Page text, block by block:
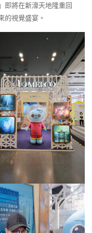
即將在新濠天地隆重回
的視覺盛宴。